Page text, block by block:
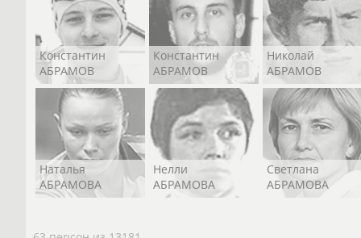
Константин
АБРАМОВ
Константин
АБРАМОВ
Николай
АБРАМОВ
Наталья
АБРАМОВА
Нелли
АБРАМОВА
Светлана
АБРАМОВА